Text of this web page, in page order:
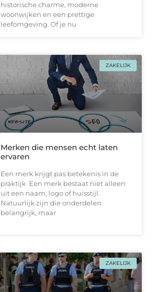
historische charme, moderne
woonwijken en een prettige
leefomgeving. Of je nu
ZAKELIJK
Merken die mensen echt laten
ervaren
Een merk krijgt pas betekenis in de
praktijk Een merk bestaat niet alleen
uit een naam, logo of huisstijl.
Natuurlijk zijn die onderdelen
belangrijk, maar
ZAKELIJK